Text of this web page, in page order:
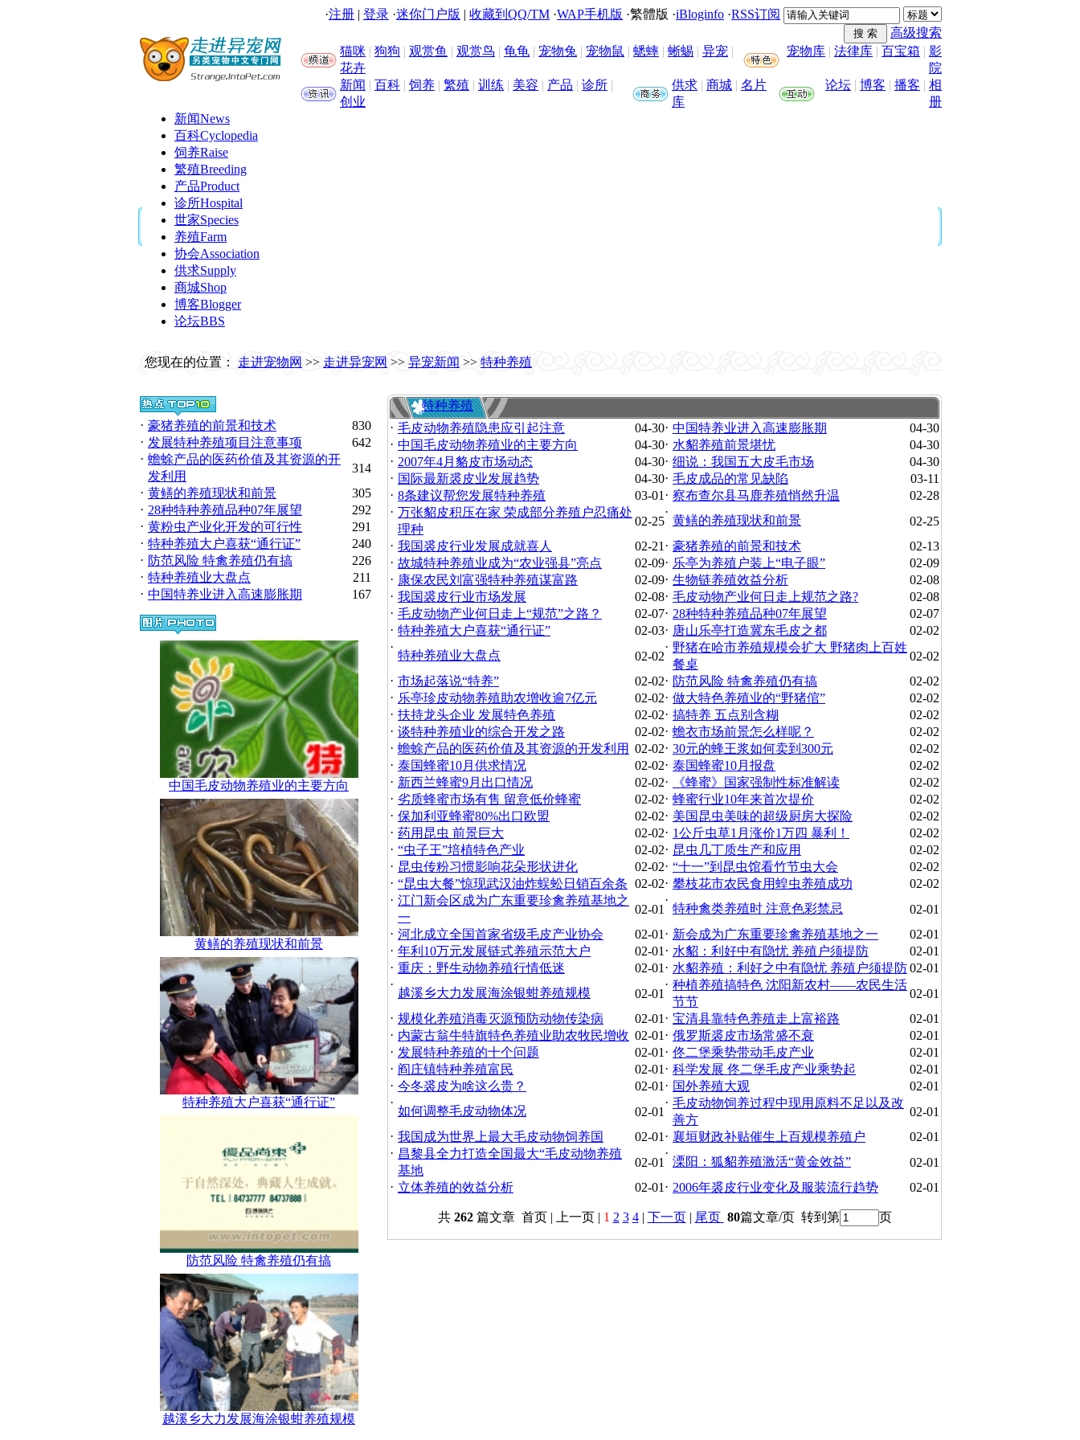
·注册 | 登录 ·迷你门户版 | 收藏到QQ/TM ·WAP手机版 ·繁體版 ·iBloginfo ·RSS订阅
高级搜索
猫咪 | 狗狗 | 观赏鱼 | 观赏鸟 | 龟龟 | 宠物兔 | 宠物鼠 | 蟋蟀 | 蜥蜴 | 异宠 |
花卉
宠物库 | 法律库 | 百宝箱 | 影
院
新闻 | 百科 | 饲养 | 繁殖 | 训练 | 美容 | 产品 | 诊所 |
创业
供求 | 商城 | 名片
库
论坛 | 博客 | 播客 | 相
册
新闻News
百科Cyclopedia
饲养Raise
繁殖Breeding
产品Product
诊所Hospital
世家Species
养殖Farm
协会Association
供求Supply
商城Shop
博客Blogger
论坛BBS
您现在的位置： 走进宠物网 >> 走进异宠网 >> 异宠新闻 >> 特种养殖
· 豪猪养殖的前景和技术
830
· 发展特种养殖项目注意事项
642
· 蟾蜍产品的医药价值及其资源的开
发利用
314
· 黄鳝的养殖现状和前景
305
· 28种特种养殖品种07年展望
292
· 黄粉虫产业化开发的可行性
291
· 特种养殖大户喜获“通行证”
240
· 防范风险 特禽养殖仍有搞
226
· 特种养殖业大盘点
211
· 中国特养业进入高速膨胀期 167
中国毛皮动物养殖业的主要方向
黄鳝的养殖现状和前景
特种养殖大户喜获“通行证”
防范风险 特禽养殖仍有搞
越溪乡大力发展海涂银蚶养殖规模
特种养殖
· 毛皮动物养殖隐患应引起注意 04-30· 中国特养业进入高速膨胀期
04-30
· 中国毛皮动物养殖业的主要方向 04-30· 水貂养殖前景堪忧
04-30
· 2007年4月貉皮市场动态 04-30· 细说：我国五大皮毛市场
04-30
· 国际最新裘皮业发展趋势 04-30· 毛皮成品的常见缺陷
03-11
· 8条建议帮您发展特种养殖 03-01 · 察布查尔县马鹿养殖悄然升温
02-28
· 万张貂皮积压在家 荣成部分养殖户忍痛处
理种
02-25
·
黄鳝的养殖现状和前景
02-25
· 我国裘皮行业发展成就喜人 02-21 · 豪猪养殖的前景和技术
02-13
· 故城特种养殖业成为“农业强县”亮点 02-09· 乐亭为养殖户装上“电子眼”
02-09
· 康保农民刘富强特种养殖谋富路 02-09· 生物链养殖效益分析
02-08
· 我国裘皮行业市场发展 02-08· 毛皮动物产业何日走上规范之路?
02-08
· 毛皮动物产业何日走上“规范”之路？ 02-07· 28种特种养殖品种07年展望
02-07
· 特种养殖大户喜获“通行证” 02-03· 唐山乐亭打造冀东毛皮之都
02-02
·
特种养殖业大盘点 02-02
· 野猪在哈市养殖规模会扩大 野猪肉上百姓
餐桌
02-02
· 市场起落说“特养” 02-02· 防范风险 特禽养殖仍有搞
02-02
· 乐亭珍皮动物养殖助农增收逾7亿元 02-02· 做大特色养殖业的“野猪倌”
02-02
· 扶持龙头企业 发展特色养殖 02-02· 搞特养 五点别含糊
02-02
· 谈特种养殖业的综合开发之路 02-02· 蟾衣市场前景怎么样呢？
02-02
· 蟾蜍产品的医药价值及其资源的开发利用 02-02· 30元的蜂王浆如何卖到300元
02-02
· 泰国蜂蜜10月供求情况 02-02· 泰国蜂蜜10月报盘
02-02
· 新西兰蜂蜜9月出口情况 02-02· 《蜂蜜》国家强制性标准解读
02-02
· 劣质蜂蜜市场有售 留意低价蜂蜜 02-02· 蜂蜜行业10年来首次提价
02-02
· 保加利亚蜂蜜80%出口欧盟 02-02· 美国昆虫美味的超级厨房大探险
02-02
· 药用昆虫 前景巨大 02-02· 1公斤虫草1月涨价1万四 暴利！
02-02
· “虫子王”培植特色产业 02-02· 昆虫几丁质生产和应用
02-02
· 昆虫传粉习惯影响花朵形状进化 02-02· “十一”到昆虫馆看竹节虫大会
02-02
· “昆虫大餐”惊现武汉油炸蜈蚣日销百余条 02-02· 攀枝花市农民食用蝗虫养殖成功
02-02
· 江门新会区成为广东重要珍禽养殖基地之
一
02-01
·
特种禽类养殖时 注意色彩禁忌
02-01
· 河北成立全国首家省级毛皮产业协会 02-01 · 新会成为广东重要珍禽养殖基地之一
02-01
· 年利10万元发展链式养殖示范大户 02-01 · 水貂：利好中有隐忧 养殖户须提防
02-01
· 重庆：野生动物养殖行情低迷 02-01 · 水貂养殖：利好之中有隐忧 养殖户须提防02-01
·
越溪乡大力发展海涂银蚶养殖规模 02-01
· 种植养殖搞特色 沈阳新农村——农民生活
节节
02-01
· 规模化养殖消毒灭源预防动物传染病 02-01 · 宝清县靠特色养殖走上富裕路
02-01
· 内蒙古翁牛特旗特色养殖业助农牧民增收 02-01 · 俄罗斯裘皮市场常盛不衰
02-01
· 发展特种养殖的十个问题 02-01 · 佟二堡乘势带动毛皮产业
02-01
· 阎庄镇特种养殖富民 02-01 · 科学发展 佟二堡毛皮产业乘势起
02-01
· 今冬裘皮为啥这么贵？ 02-01 · 国外养殖大观
02-01
·
如何调整毛皮动物体况 02-01
· 毛皮动物饲养过程中现用原料不足以及改
善方
02-01
· 我国成为世界上最大毛皮动物饲养国 02-01 · 襄垣财政补贴催生上百规模养殖户
02-01
· 昌黎县全力打造全国最大“毛皮动物养殖
基地
02-01
·
溧阳：狐貂养殖激活“黄金效益”
02-01
· 立体养殖的效益分析 02-01 · 2006年裘皮行业变化及服装流行趋势 02-01
共 262篇文章 首页 | 上一页 | 1 2 3 4| 下一页| 尾页 80篇文章/页 转到第 页